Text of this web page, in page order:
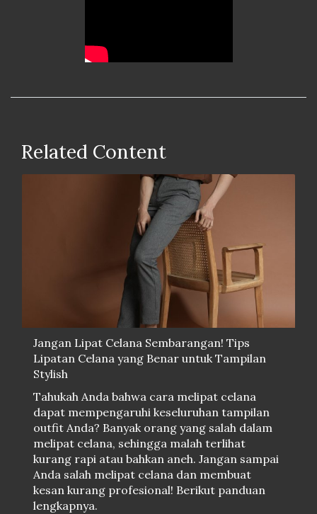
Related Content
Jangan Lipat Celana Sembarangan! Tips
Lipatan Celana yang Benar untuk Tampilan
Stylish
Tahukah Anda bahwa cara melipat celana
dapat mempengaruhi keseluruhan tampilan
outfit Anda? Banyak orang yang salah dalam
melipat celana, sehingga malah terlihat
kurang rapi atau bahkan aneh. Jangan sampai
Anda salah melipat celana dan membuat
kesan kurang profesional! Berikut panduan
lengkapnya.